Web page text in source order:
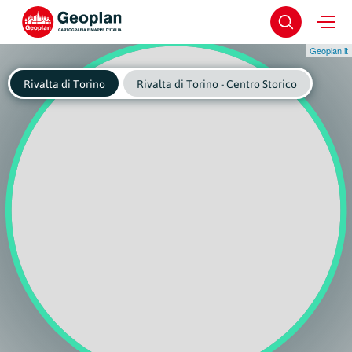
Geoplan.it
Rivalta di Torino Rivalta di Torino - Centro Storico